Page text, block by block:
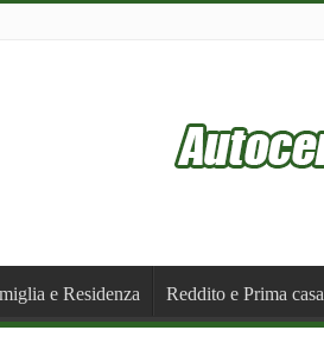
e Residenza Reddito e Prima casa